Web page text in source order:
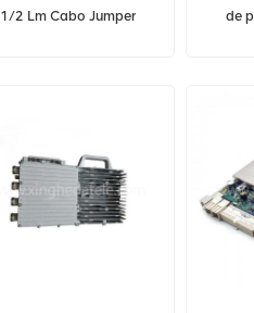
1/2 Lm Cabo Jumper
de